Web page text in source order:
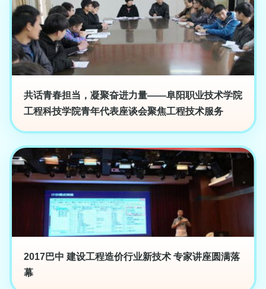
共话青春担当，凝聚奋进力量——阜阳职业技术学院
工程科技学院青年代表座谈会聚焦工程技术服务
2017巴中 建设工程造价行业新技术 专家讲座圆满落
幕